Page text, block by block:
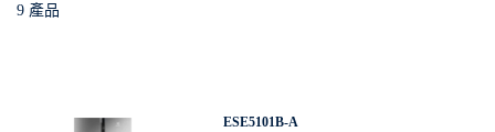
9 產品
ESE5101B-A